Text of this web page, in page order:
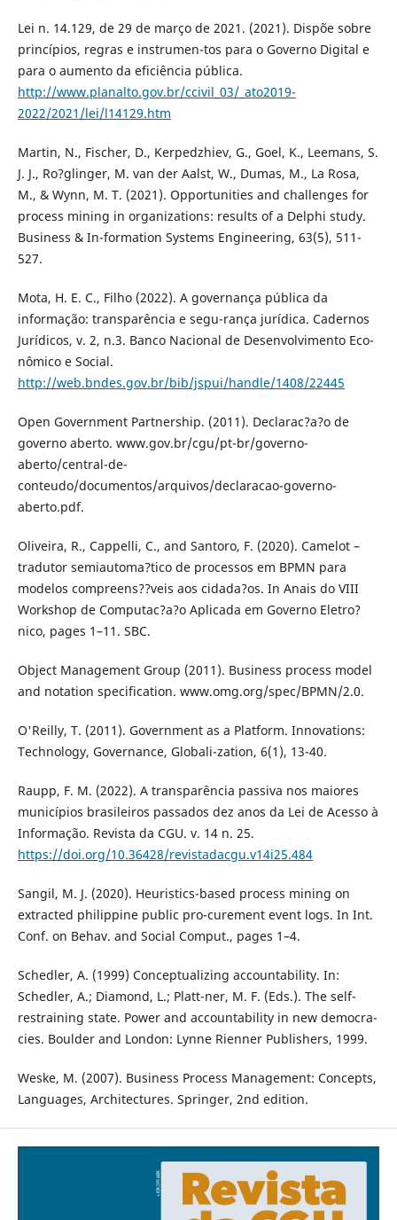
Lei n. 14.129, de 29 de março de 2021. (2021). Dispõe sobre
princípios, regras e instrumen-tos para o Governo Digital e
para o aumento da eficiência pública.
http://www.planalto.gov.br/ccivil_03/_ato2019-
2022/2021/lei/l14129.htm
Martin, N., Fischer, D., Kerpedzhiev, G., Goel, K., Leemans, S.
J. J., Ro?glinger, M. van der Aalst, W., Dumas, M., La Rosa,
M., & Wynn, M. T. (2021). Opportunities and challenges for
process mining in organizations: results of a Delphi study.
Business & In-formation Systems Engineering, 63(5), 511-
527.
Mota, H. E. C., Filho (2022). A governança pública da
informação: transparência e segu-rança jurídica. Cadernos
Jurídicos, v. 2, n.3. Banco Nacional de Desenvolvimento Eco-
nômico e Social.
http://web.bndes.gov.br/bib/jspui/handle/1408/22445
Open Government Partnership. (2011). Declarac?a?o de
governo aberto. www.gov.br/cgu/pt-br/governo-
aberto/central-de-
conteudo/documentos/arquivos/declaracao-governo-
aberto.pdf.
Oliveira, R., Cappelli, C., and Santoro, F. (2020). Camelot –
tradutor semiautoma?tico de processos em BPMN para
modelos compreens??veis aos cidada?os. In Anais do VIII
Workshop de Computac?a?o Aplicada em Governo Eletro?
nico, pages 1–11. SBC.
Object Management Group (2011). Business process model
and notation specification. www.omg.org/spec/BPMN/2.0.
O'Reilly, T. (2011). Government as a Platform. Innovations:
Technology, Governance, Globali-zation, 6(1), 13-40.
Raupp, F. M. (2022). A transparência passiva nos maiores
municípios brasileiros passados dez anos da Lei de Acesso à
Informação. Revista da CGU. v. 14 n. 25.
https://doi.org/10.36428/revistadacgu.v14i25.484
Sangil, M. J. (2020). Heuristics-based process mining on
extracted philippine public pro-curement event logs. In Int.
Conf. on Behav. and Social Comput., pages 1–4.
Schedler, A. (1999) Conceptualizing accountability. In:
Schedler, A.; Diamond, L.; Platt-ner, M. F. (Eds.). The self-
restraining state. Power and accountability in new democra-
cies. Boulder and London: Lynne Rienner Publishers, 1999.
Weske, M. (2007). Business Process Management: Concepts,
Languages, Architectures. Springer, 2nd edition.